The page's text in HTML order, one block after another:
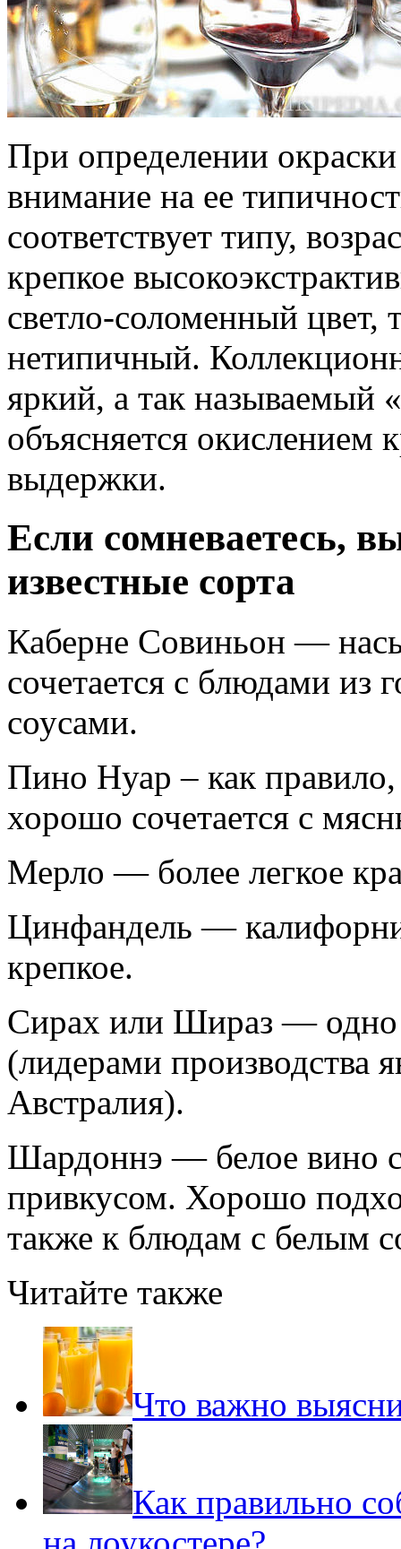
При определении
внимание на ее
соответствует типу,
крепкое
светло-соломенный цвет,
нетипичный.
яркий, а так называемый
объясняется окислением
выдержки.
Если сомневаетесь,
известные сорта
Каберне Совиньон —
сочетается с блюдами
соусами.
Пино Нуар – как
хорошо сочетается с
Мерло — более легкое
Цинфандель —
крепкое.
Сирах или Шираз — одно
(лидерами производства
Австралия).
Шардоннэ — белое вино
привкусом. Хорошо
также к блюдам с белым
Читайте также
Что важно
Как правильно